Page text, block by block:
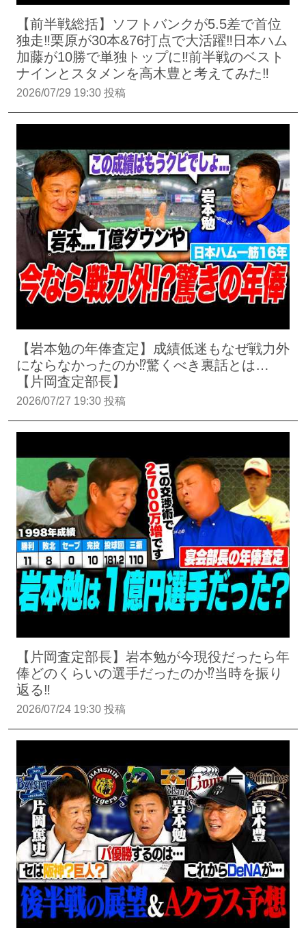
【前半戦総括】ソフトバンクが5.5差で首位
独走‼︎栗原が30本&76打点で大活躍‼︎日本ハム
加藤が10勝で単独トップに‼︎前半戦のベスト
ナインとスタメンを高木豊と考えてみた‼︎
2026/07/29 19:30 投稿
【岩本勉の年俸査定】成績低迷もなぜ戦力外
にならなかったのか⁉︎驚くべき裏話とは…
【片岡査定部長】
2026/07/27 19:30 投稿
【片岡査定部長】岩本勉が今現役だったら年
俸どのくらいの選手だったのか⁉︎当時を振り
返る‼︎
2026/07/24 19:30 投稿